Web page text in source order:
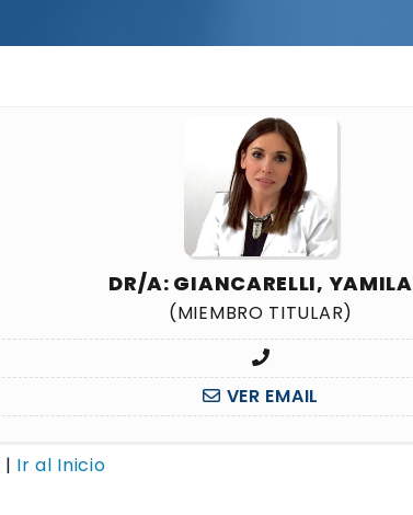
DR/A: GIANCARELLI, YAMILA
(MIEMBRO TITULAR)
VER EMAIL
| Ir al Inicio